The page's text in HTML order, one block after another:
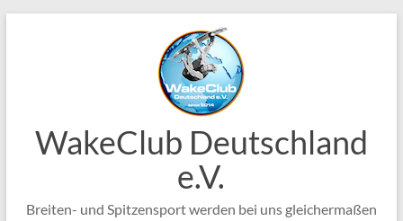
WakeClub Deutschland
e.V.
Breiten- und Spitzensport werden bei uns gleichermaßen